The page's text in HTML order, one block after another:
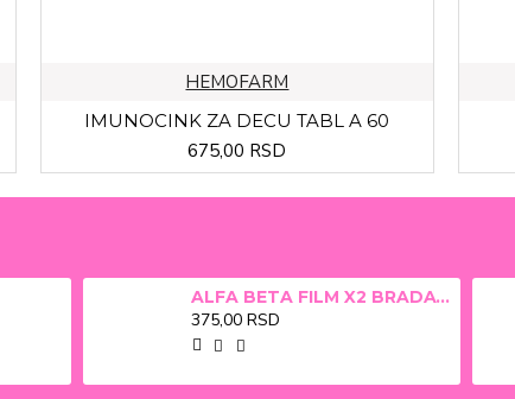
HEMOFARM
IMUNOCINK ZA DECU TABL A 60
675,00 RSD
ALFA BETA FILM X2 BRADAVICE, KURJE OKO 15ml
375,00 RSD